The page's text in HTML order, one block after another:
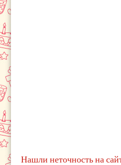
Нашли неточность на